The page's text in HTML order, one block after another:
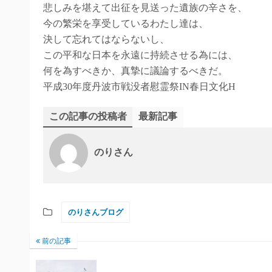
悲しみを堪えて出征を見送った遺族の辛さを、
今の繁栄を享受しているわたし達は、
決して忘れてはならないし、
この平和な日本を永遠に持続させる為には、
何を為すべきか、真摯に議論するべきだ。
平成30年度丹波市戦没者慰霊祭IN春日文化H
この記事の投稿者 最新記事
のりさん
のりさんブログ
前の記事